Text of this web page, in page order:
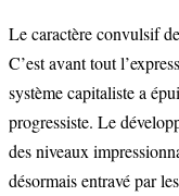
Le caractère convulsif
C’est avant tout
système capitaliste a
progressiste. Le
des niveaux
désormais entravé par